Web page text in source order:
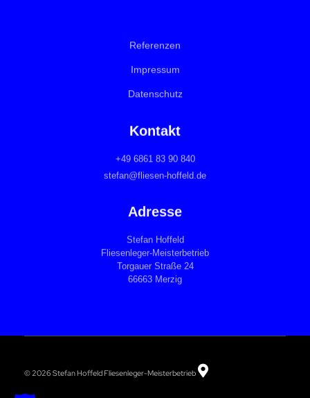
Referenzen
Impressum
Datenschutz
Kontakt
+49 6861 83 90 840
stefan@fliesen-hoffeld.de
Adresse
Stefan Hoffeld
Fliesenleger-Meisterbetrieb
Torgauer Straße 24
66663 Merzig
© 2026 Stefan Hoffeld Fliesenleger-Meisterbetrieb